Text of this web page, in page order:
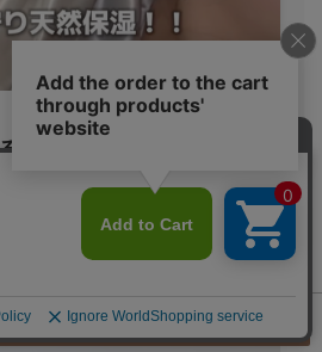
ようななめらかな手触り
Instagramで見る
ご注文へ